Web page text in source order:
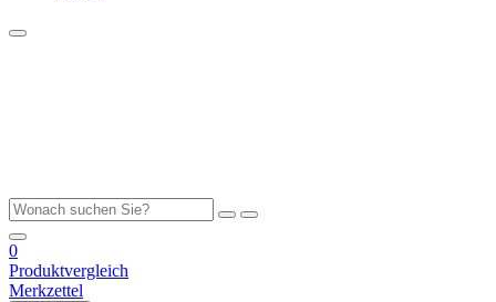
0
Produktvergleich
Merkzettel